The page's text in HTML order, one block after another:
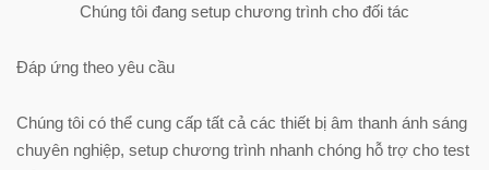
Chúng tôi đang setup chương trình cho đối tác
Đáp ứng theo yêu cầu
Chúng tôi có thể cung cấp tất cả các thiết bị âm thanh ánh sáng
chuyên nghiệp, setup chương trình nhanh chóng hỗ trợ cho test